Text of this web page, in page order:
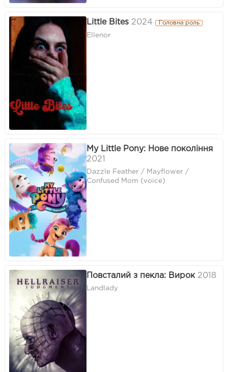
Little Bites 2024 Головна роль
Ellenor
My Little Pony: Нове покоління
2021
Dazzle Feather / Mayflower /
Confused Mom (voice)
Повсталий з пекла: Вирок 2018
Landlady